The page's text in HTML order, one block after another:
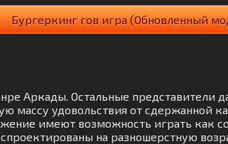
Бургеркинг гов игра (Обновленный
Аркады. Остальные
массу удовольствия от сдержанной
имеют возможность играть как
на разношерстную